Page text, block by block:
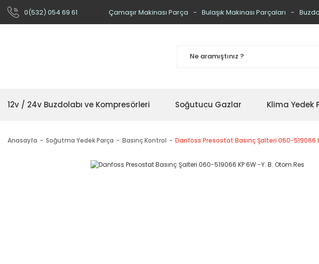
0(532) 054 69 61 Çamaşır Makinası Parça Bulaşık Makinası Parçaları
12v / 24v Buzdolabı ve Kompresörleri Soğutucu Gazlar Klima Yedek
Anasayfa Soğutma Yedek Parça Basınç Kontrol Danfoss Presostat Basınç Şalteri 060-519066